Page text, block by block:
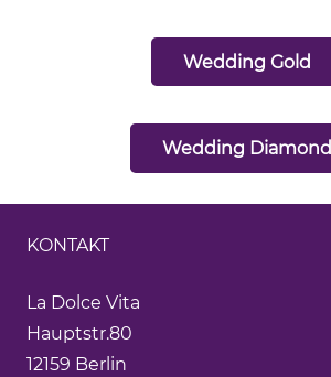
Wedding Gold
Wedding Diamond
KONTAKT
La Dolce Vita
Hauptstr.80
12159 Berlin